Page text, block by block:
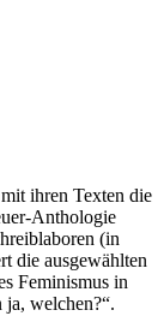
ihren Texten die
Anthologie
(in
die ausgewählten
Feminismus in
welchen?“.